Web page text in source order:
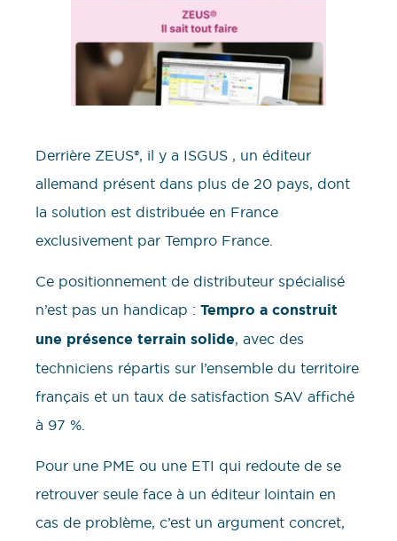
Derrière ZEUS®, il y a ISGUS , un éditeur
allemand présent dans plus de 20 pays, dont
la solution est distribuée en France
exclusivement par Tempro France.
Ce positionnement de distributeur spécialisé
n’est pas un handicap : Tempro a construit
une présence terrain solide, avec des
techniciens répartis sur l’ensemble du territoire
français et un taux de satisfaction SAV affiché
à 97 %.
Pour une PME ou une ETI qui redoute de se
retrouver seule face à un éditeur lointain en
cas de problème, c’est un argument concret,